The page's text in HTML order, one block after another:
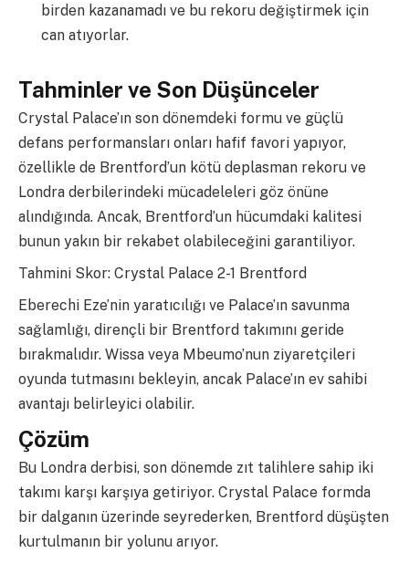
birden kazanamadı ve bu rekoru değiştirmek için
can atıyorlar.
Tahminler ve Son Düşünceler
Crystal Palace’ın son dönemdeki formu ve güçlü
defans performansları onları hafif favori yapıyor,
özellikle de Brentford’un kötü deplasman rekoru ve
Londra derbilerindeki mücadeleleri göz önüne
alındığında. Ancak, Brentford’un hücumdaki kalitesi
bunun yakın bir rekabet olabileceğini garantiliyor.
Tahmini Skor: Crystal Palace 2-1 Brentford
Eberechi Eze’nin yaratıcılığı ve Palace’ın savunma
sağlamlığı, dirençli bir Brentford takımını geride
bırakmalıdır. Wissa veya Mbeumo’nun ziyaretçileri
oyunda tutmasını bekleyin, ancak Palace’ın ev sahibi
avantajı belirleyici olabilir.
Çözüm
Bu Londra derbisi, son dönemde zıt talihlere sahip iki
takımı karşı karşıya getiriyor. Crystal Palace formda
bir dalganın üzerinde seyrederken, Brentford düşüşten
kurtulmanın bir yolunu arıyor.